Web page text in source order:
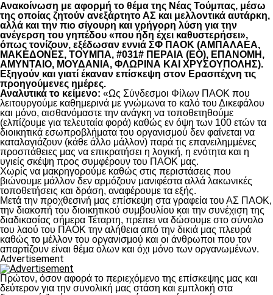
Ανακοίνωση με αφορμή το θέμα της Νέας Τούμπας, μέσω
της οποίας ζητούν ανεξάρτητο ΑΣ και μελλοντικά αυτάρκη,
αλλά και την πιο σίγουρη και γρήγορη λύση για την
ανέγερση του γηπέδου «που ήδη έχει καθυστερήσει»,
όπως τονίζουν, εξέδωσαν εννιά ΣΦ ΠΑΟΚ (ΑΜΠΑΛΑΕΑ,
ΜΑΚΕΔΟΝΕΣ, ΤΟΥΜΠΑ, #031# ΠΕΡΑΙΑ (ΕΟ), ΕΠΑΝΟΜΗ,
ΑΜΥΝΤΑΙΟ, ΜΟΥΔΑΝΙΑ, ΦΛΩΡΙΝΑ ΚΑΙ ΧΡΥΣΟΥΠΟΛΗΣ).
Εξηγούν και γιατί έκαναν επίσκεψη στον Ερασιτέχνη τις
προηγούμενες ημέρες.
Αναλυτικά το κείμενο: «Ως Σύνδεσμοι Φίλων ΠΑΟΚ που
λειτουργούμε καθημερινά με γνώμωνα το καλό του Δικεφάλου
και μόνο, αισθανόμαστε την ανάγκη να τοποθετηθούμε
(ελπίζουμε για τελευταία φορά) καθώς εν όψη των 100 ετών τα
διοικητικά εσωπροβλήματα του οργανισμού δεν φαίνεται να
καταλαγιάζουν (κάθε άλλο μάλλον) παρά τις επανειλημμένες
προσπάθειες μας να επικρατήσει η λογική, η ενότητα και η
υγιείς σκέψη προς συμφέρουν του ΠΑΟΚ μας.
Χωρίς να μακρηγορούμε καθώς στις περιστάσεις που
βιώνουμε μάλλον δεν αρμόζουν μανιφέστα αλλά λακωνικές
τοποθετήσεις και δράση, αναφέρουμε τα εξής.
Μετά την προχθεσινή μας επίσκεψη στα γραφεία του ΑΣ ΠΑΟΚ,
την διακοπή του διοικητικού συμβουλίου και την συνέχιση της
διαδικασίας σήμερα Τέταρτη, πρέπει να δώσουμε στο σύνολο
του λαού του ΠΑΟΚ την αλήθεια από την δικιά μας πλευρά
καθώς το μέλλον του οργανισμού και οι άνθρωποι που τον
απαρτίζουν είναι θέμα όλων και όχι μόνο των οργανωμένων.
Advertisement
Πρώτον, όσον αφορά το περιεχόμενο της επίσκεψης μας και
δεύτερον για την συνολική μας στάση και εμπλοκή στα